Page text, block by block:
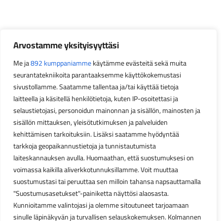
Arvostamme yksityisyyttäsi
Me ja892 kumppaniammekäytämme evästeitä sekä muita
seurantatekniikoita parantaaksemme käyttökokemustasi
sivustollamme. Saatamme tallentaa ja/tai käyttää tietoja
laitteella ja käsitellä henkilötietoja, kuten IP-osoitettasi ja
selaustietojasi, personoidun mainonnan ja sisällön, mainosten ja
sisällön mittauksen, yleisötutkimuksen ja palveluiden
kehittämisen tarkoituksiin. Lisäksi saatamme hyödyntää
tarkkoja geopaikannustietoja ja tunnistautumista
laiteskannauksen avulla. Huomaathan, että suostumuksesi on
voimassa kaikilla aliverkkotunnuksillamme. Voit muuttaa
suostumustasi tai peruuttaa sen milloin tahansa napsauttamalla
"Suostumusasetukset"-painiketta näyttösi alaosasta.
Kunnioitamme valintojasi ja olemme sitoutuneet tarjoamaan
sinulle läpinäkyvän ja turvallisen selauskokemuksen. Kolmannen